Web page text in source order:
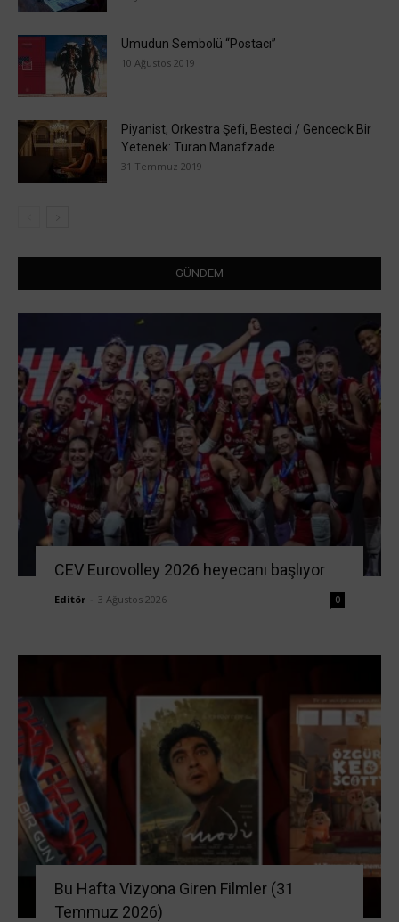
Umudun Sembolü “Postacı”
10 Ağustos 2019
Piyanist, Orkestra Şefi, Besteci / Gencecik Bir
Yetenek: Turan Manafzade
31 Temmuz 2019
GÜNDEM
CEV Eurovolley 2026 heyecanı başlıyor
Editör 3 Ağustos 2026 0
Bu Hafta Vizyona Giren Filmler (31
Temmuz 2026)